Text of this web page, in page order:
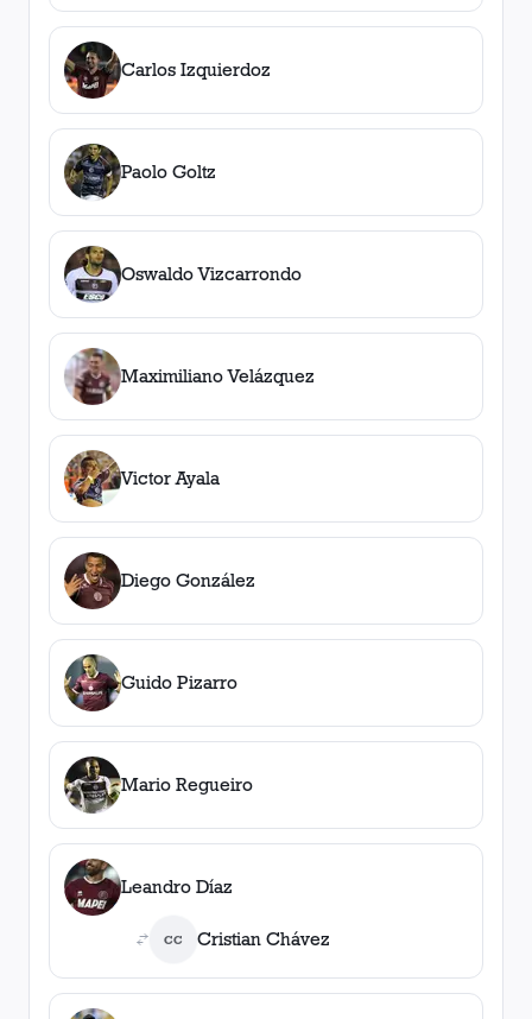
Carlos Izquierdoz
Paolo Goltz
Oswaldo Vizcarrondo
Maximiliano Velázquez
Victor Ayala
Diego González
Guido Pizarro
Mario Regueiro
Leandro Díaz
CC Cristian Chávez